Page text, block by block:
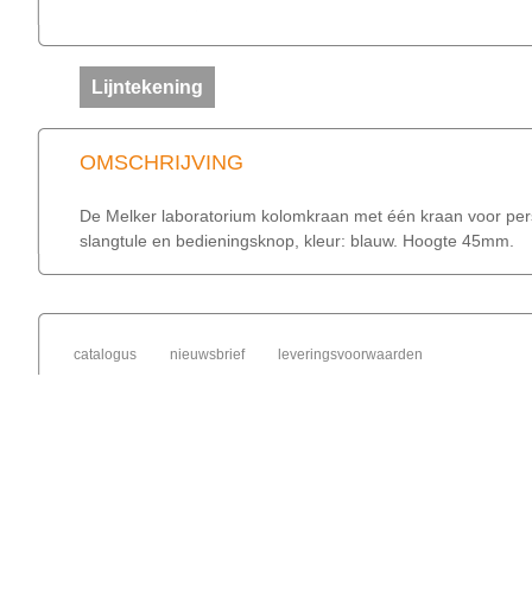
Lijntekening
OMSCHRIJVING
De Melker laboratorium kolomkraan met één kraan voor
slangtule en bedieningsknop, kleur: blauw. Hoogte 45mm.
catalogus nieuwsbrief leveringsvoorwaarden